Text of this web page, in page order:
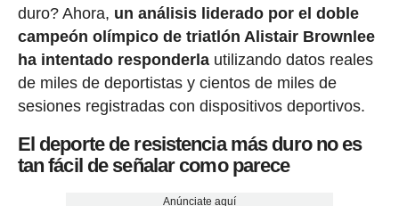
duro? Ahora, un análisis liderado por el doble
campeón olímpico de triatlón Alistair Brownlee
ha intentado responderla utilizando datos reales
de miles de deportistas y cientos de miles de
sesiones registradas con dispositivos deportivos.
El deporte de resistencia más duro no es
tan fácil de señalar como parece
Anúnciate aquí